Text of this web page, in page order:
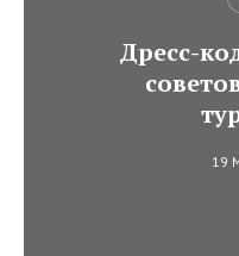
Дресс-
19